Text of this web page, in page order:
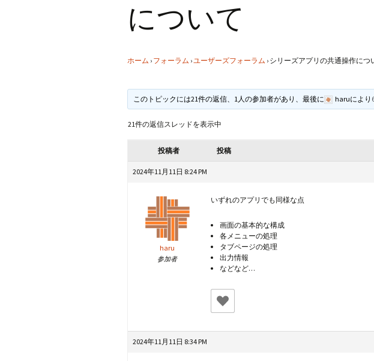
CraftBandHexagon
CbMesh
について
ホーム › フォーラム ›ユーザーズフォーラム › シリーズアプリの共通操作につ
このトピックには21件の返信、1人の参加者があり、最後に haruにより
21件の返信スレッドを表示中
投稿者 投稿
2024年11月11日 8:24 PM
haru
参加者
いずれのアプリでも同様な点
画面の基本的な構成
各メニューの処理
タブページの処理
出力情報
などなど…
2024年11月11日 8:34 PM